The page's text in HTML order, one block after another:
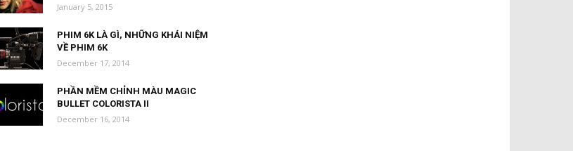
January 5, 2015
PHIM 6K LÀ GÌ, NHỮNG KHÁI NIỆM
VỀ PHIM 6K
December 17, 2014
PHẦN MỀM CHỈNH MÀU MAGIC
BULLET COLORISTA II
December 16, 2014